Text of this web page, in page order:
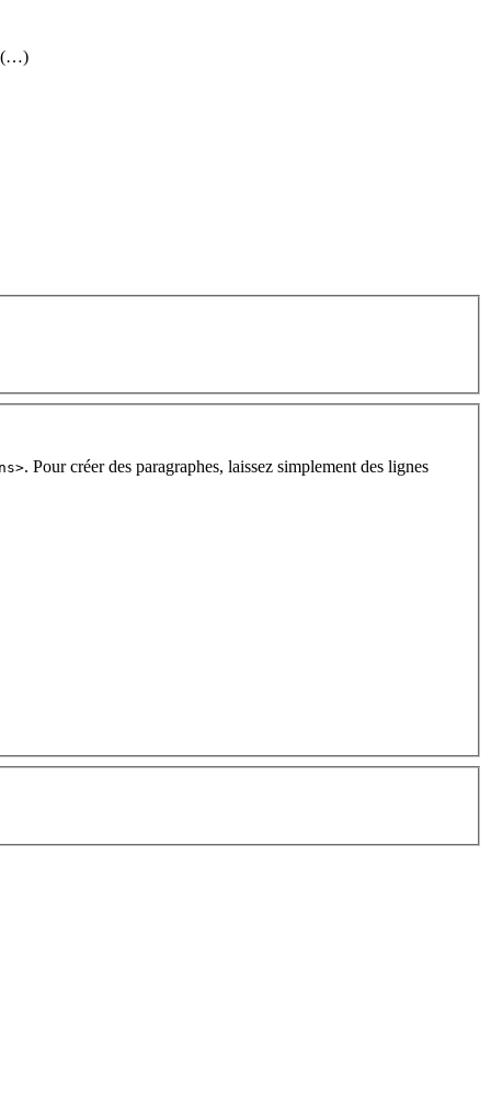
(…)
. Pour créer des paragraphes, laissez simplement des lignes